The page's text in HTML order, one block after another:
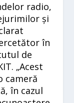
radio,
și
în
de
„Acest
cameră
în cazul